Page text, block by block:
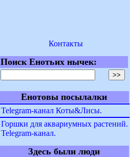
Контакты
Поиск Енотьих нычек:
Енотовы посылалки
Telegram-канал Коты&Лисы.
Горшки для аквариумных растений.
Telegram-канал.
Здесь были люди